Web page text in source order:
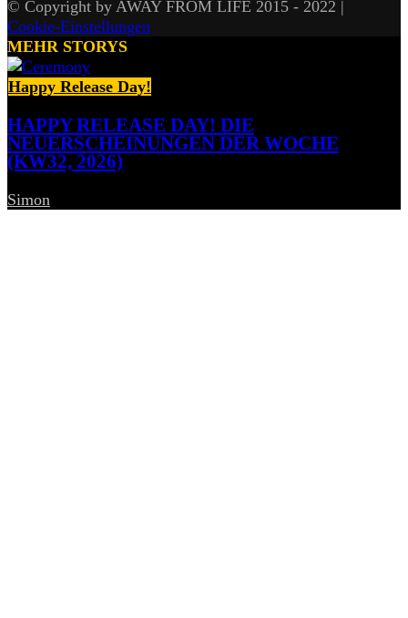
© Copyright by AWAY FROM LIFE 2015 - 2022 |
Cookie-Einstellungen
MEHR STORYS
Happy Release Day!
HAPPY RELEASE DAY! DIE
NEUERSCHEINUNGEN DER WOCHE
(KW32, 2026)
Simon